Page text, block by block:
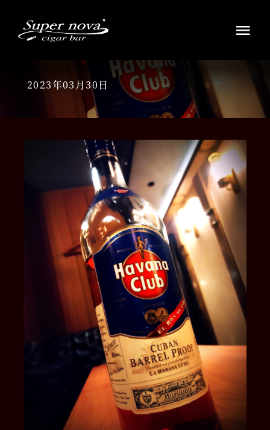
content
ウイスキー・ラムの銘酒
アクセス店舗案内
2023年03月30日